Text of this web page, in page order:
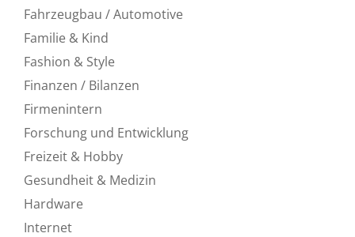
Fahrzeugbau / Automotive
Familie & Kind
Fashion & Style
Finanzen / Bilanzen
Firmenintern
Forschung und Entwicklung
Freizeit & Hobby
Gesundheit & Medizin
Hardware
Internet